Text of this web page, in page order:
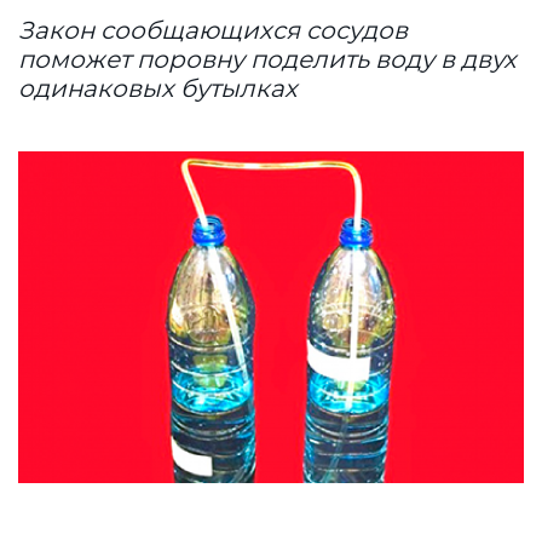
Закон сообщающихся сосудов
поможет поровну поделить воду в двух
одинаковых бутылках